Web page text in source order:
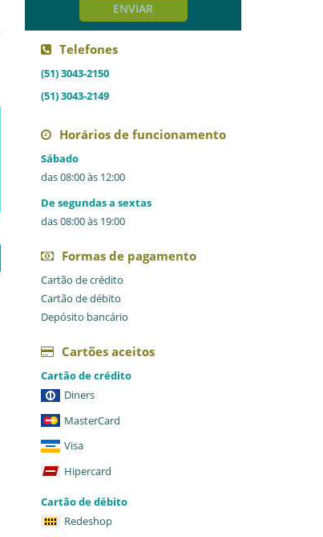
ENVIAR
Telefones
(51) 3043-2150
(51) 3043-2149
Horários de funcionamento
Sábado
das 08:00 às 12:00
De segundas a sextas
das 08:00 às 19:00
Formas de pagamento
Cartão de crédito
Cartão de débito
Depósito bancário
Cartões aceitos
Cartão de crédito
Diners
MasterCard
Visa
Hipercard
Cartão de débito
Redeshop